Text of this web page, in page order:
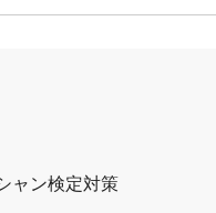
ャン検定対策